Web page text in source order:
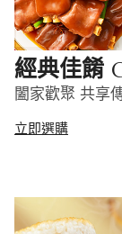
經典佳餚
闔家歡聚 共享
立即選購